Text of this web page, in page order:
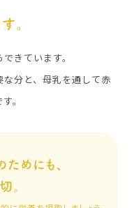
きています。
分と、母乳を通して赤
。